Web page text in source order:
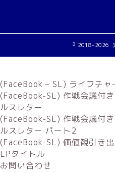
2018–2026
(FaceBook – SL) ライフチャ
(FaceBook-SL) 作戦会議付
ルスレター
(FaceBook-SL) 作戦会議付
ルスレター パート2
(FaceBook-SL) 価値観引き
LPタイトル
お問い合わせ